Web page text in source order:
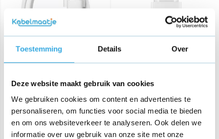
Toestemming Details Over
Deze website maakt gebruik van cookies
We gebruiken cookies om content en advertenties te
personaliseren, om functies voor social media te bieden
en om ons websiteverkeer te analyseren. Ook delen we
informatie over uw gebruik van onze site met onze
€ 14,95
Bezorging op maandag of
€ 19,95
Aansluiting: USB-A
Vermogen:
15 W